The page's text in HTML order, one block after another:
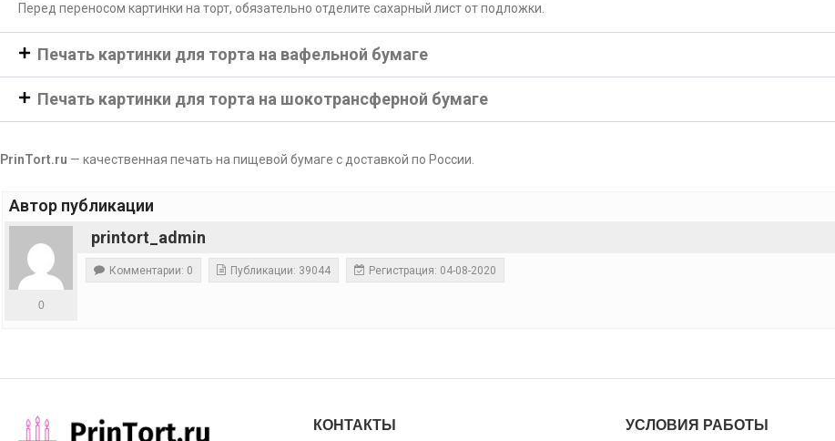
Перед переносом картинки на торт, обязательно отделите сахарный лист от подложки.
Печать картинки для торта на вафельной бумаге
Печать картинки для торта на шокотрансферной бумаге
PrinTort.ru — качественная печать на пищевой бумаге с доставкой по России.
Автор публикации
printort_admin
0
Комментарии: 0 Публикации: 39044 Регистрация: 04-08-2020
КОНТАКТЫ УСЛОВИЯ РАБОТЫ